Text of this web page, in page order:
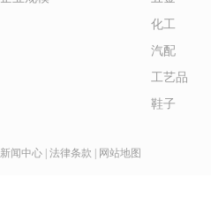
化工
汽配
工艺品
鞋子
新闻中心 法律条款 网站地图